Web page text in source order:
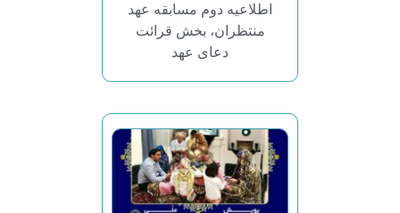
اطلاعیه دوم مسابقه عهد
منتظران، بخش قرائت
دعای عهد